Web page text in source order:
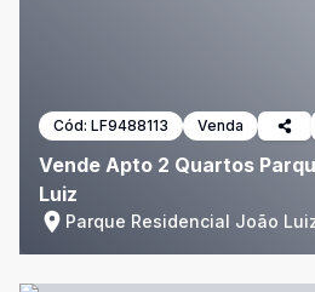
Cód: LF9488113 Venda
Vende Apto 2 Quartos
Luiz
Parque Residencial João